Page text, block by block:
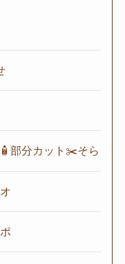
部分カット✂️そら